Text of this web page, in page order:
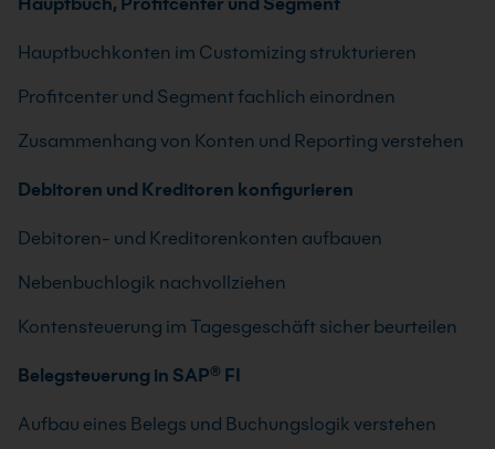
Hauptbuchkonten im Customizing strukturieren
Profitcenter und Segment fachlich einordnen
Zusammenhang von Konten und Reporting verstehen
Debitoren und Kreditoren konfigurieren
Debitoren- und Kreditorenkonten aufbauen
Nebenbuchlogik nachvollziehen
Kontensteuerung im Tagesgeschäft sicher beurteilen
Belegsteuerung in SAP® FI
Aufbau eines Belegs und Buchungslogik verstehen